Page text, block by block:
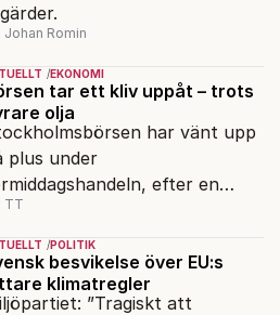
Johan Romin
EKONOMI
tar ett kliv uppåt – trots
olja
har vänt upp
plus under
efter en
nedåt – trots ett högre
och AI-oro.
TT
POLITIK
besvikelse över EU:s
klimatregler
”Tragiskt att